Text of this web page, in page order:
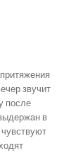
звучит
после
в